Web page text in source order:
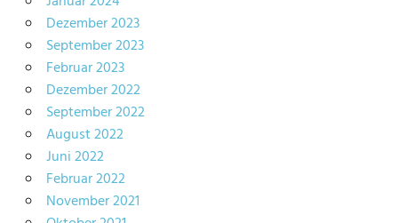
Dezember 2023
September 2023
Februar 2023
Dezember 2022
September 2022
August 2022
Juni 2022
Februar 2022
November 2021